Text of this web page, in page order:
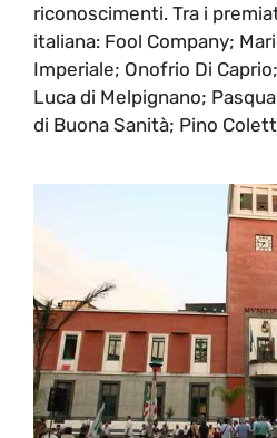
riconoscimenti. Tra i
italiana: Fool Company;
Imperiale; Onofrio Di
Luca di Melpignano;
di Buona Sanità; Pino